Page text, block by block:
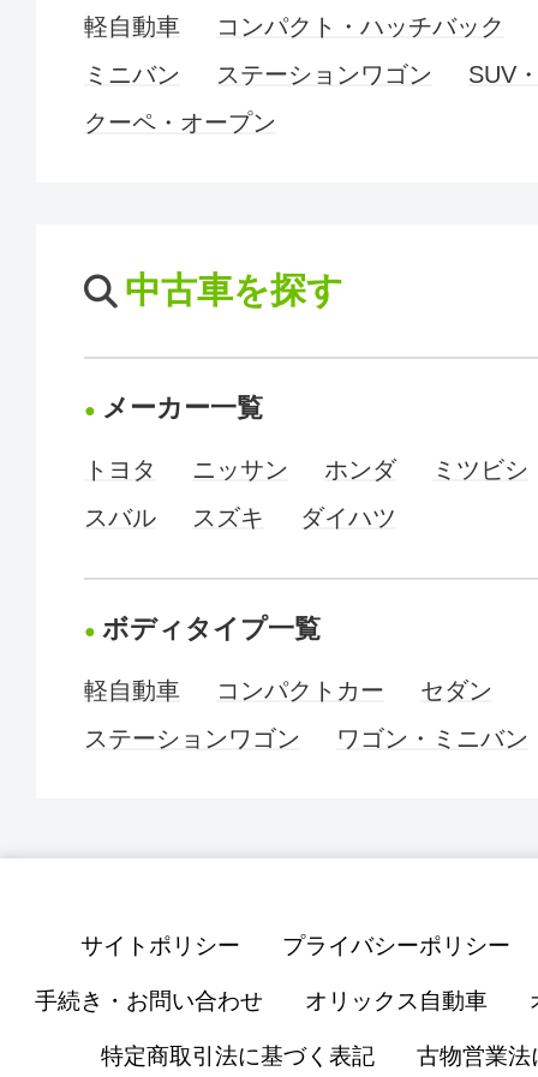
軽自動車
コンパクト・ハッチバック
ミニバン
ステーションワゴン
SUV
クーペ・オープン
中古車を探す
メーカー一覧
トヨタ ニッサン ホンダ
ミツビシ
スバル
スズキ ダイハツ
ボディタイプ一覧
軽自動車 コンパクトカー
セダン
ステーションワゴン
ワゴン・ミニバン
サイトポリシー プライバシーポリシー
手続き・お問い合わせ オリックス自動車
特定商取引法に基づく表記 古物営業法